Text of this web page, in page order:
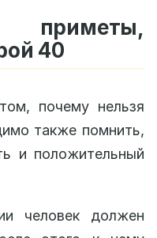
приметы,
40
почему нельзя
также помнить,
и положительный
человек должен